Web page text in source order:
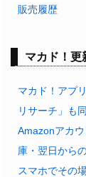
販売履歴
マカド！更
マカド！アプ
リサーチ」も
Amazonアカ
庫・翌日から
スマホでその